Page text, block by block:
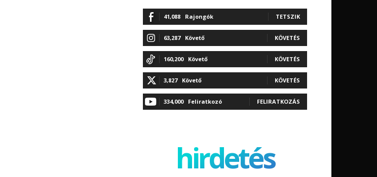
41,088 Rajongók TETSZIK
63,287 Követő KÖVETÉS
160,200 Követő KÖVETÉS
3,827 Követő KÖVETÉS
334,000 Feliratkozó FELIRATKOZÁS
hirdetés